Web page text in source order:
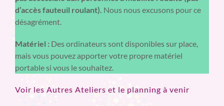
d’accès fauteuil roulant). Nous nous excusons pour ce
désagrément.
Matériel : Des ordinateurs sont disponibles sur place,
mais vous pouvez apporter votre propre matériel
portable si vous le souhaitez.
Voir les Autres Ateliers et le planning à venir